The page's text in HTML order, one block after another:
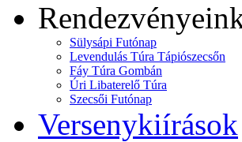
Sülysápi Futónap
Levendulás Túra Tápiószecsőn
Fáy Túra Gombán
Úri Libaterelő Túra
Szecsői Futónap
Versenykiírások